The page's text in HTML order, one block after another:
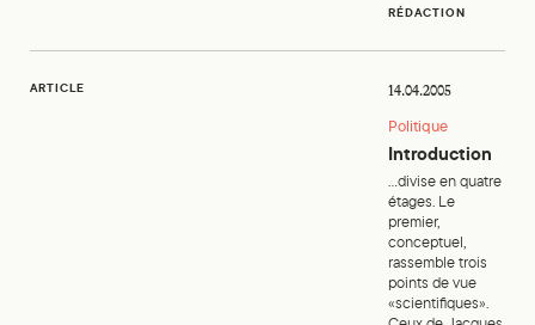
RÉDACTION
ARTICLE 14.04.2005
Politique
Introduction
...divise en quatre
étages. Le
premier,
conceptuel,
rassemble trois
points de vue
«scientifiques».